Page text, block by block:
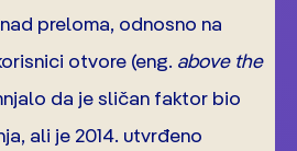
preloma, odnosno na
otvore (eng. above the
da je sličan faktor bio
ali je 2014. utvrđeno